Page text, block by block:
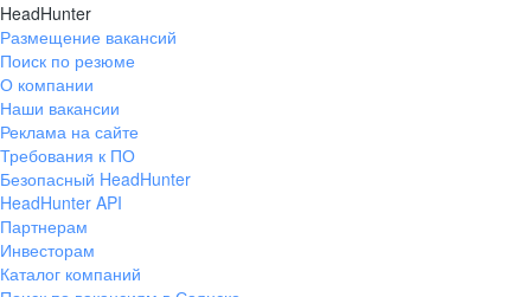
HeadHunter
Размещение вакансий
Поиск по резюме
О компании
Наши вакансии
Реклама на сайте
Требования к ПО
Безопасный HeadHunter
HeadHunter API
Партнерам
Инвесторам
Каталог компаний